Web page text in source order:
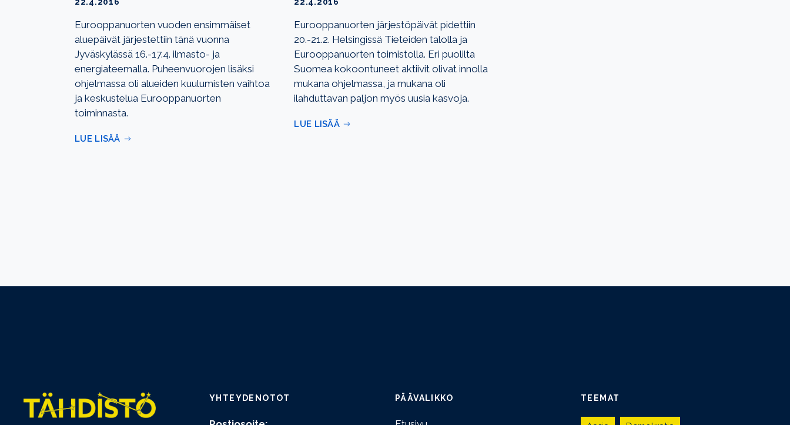
Eurooppanuorten vuoden ensimmäiset
aluepäivät järjestettiin tänä vuonna
Jyväskylässä 16.-17.4. ilmasto- ja
energiateemalla. Puheenvuorojen lisäksi
ohjelmassa oli alueiden kuulumisten vaihtoa
ja keskustelua Eurooppanuorten
toiminnasta.
LUE LISÄÄ
Eurooppanuorten järjestöpäivät pidettiin
20.-21.2. Helsingissä Tieteiden talolla ja
Eurooppanuorten toimistolla. Eri puolilta
Suomea kokoontuneet aktiivit olivat innolla
mukana ohjelmassa, ja mukana oli
ilahduttavan paljon myös uusia kasvoja.
LUE LISÄÄ
YHTEYDENOTOT PÄÄVALIKKO TEEMAT